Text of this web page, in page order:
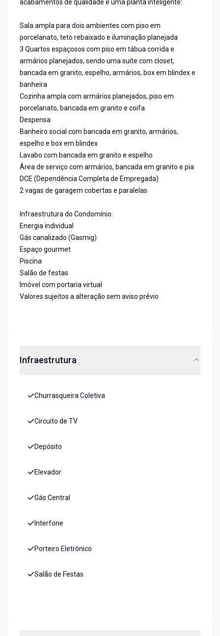
acabamentos de qualidade e uma planta inteligente:
Sala ampla para dois ambientes com piso em
porcelanato, teto rebaixado e iluminação planejada
3 Quartos espaçosos com piso em tábua corrida e
armários planejados, sendo uma suíte com closet,
bancada em granito, espelho, armários, box em blindex e
banheira
Cozinha ampla com armários planejados, piso em
porcelanato, bancada em granito e coifa
Despensa
Banheiro social com bancada em granito, armários,
espelho e box em blindex
Lavabo com bancada em granito e espelho
Área de serviço com armários, bancada em granito e pia
DCE (Dependência Completa de Empregada)
2 vagas de garagem cobertas e paralelas
Infraestrutura do Condomínio:
Energia individual
Gás canalizado (Gasmig)
Espaço gourmet
Piscina
Salão de festas
Imóvel com portaria virtual
Valores sujeitos a alteração sem aviso prévio
Infraestrutura
Churrasqueira Coletiva
Circuito de TV
Depósito
Elevador
Gás Central
Interfone
Porteiro Eletrônico
Salão de Festas